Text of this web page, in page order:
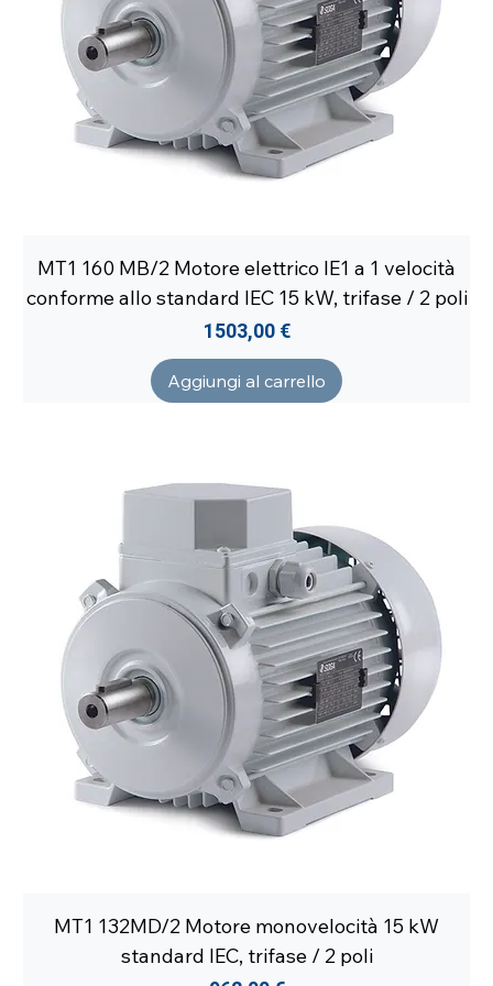
MT1 160 MB/2 Motore elettrico IE1 a 1 velocità
conforme allo standard IEC 15 kW, trifase / 2 poli
Prezzo
1503,00 €
Aggiungi al carrello
MT1 132MD/2 Motore monovelocità 15 kW
standard IEC, trifase / 2 poli